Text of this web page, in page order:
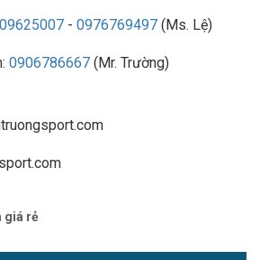
- 0976769497 (Ms. Lệ)
0906786667 (Mr. Trường)
giá rẻ